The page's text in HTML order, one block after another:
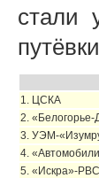
стали
1. ЦСКА
2.
3. УЭМ-
4.
5. «Искра»-